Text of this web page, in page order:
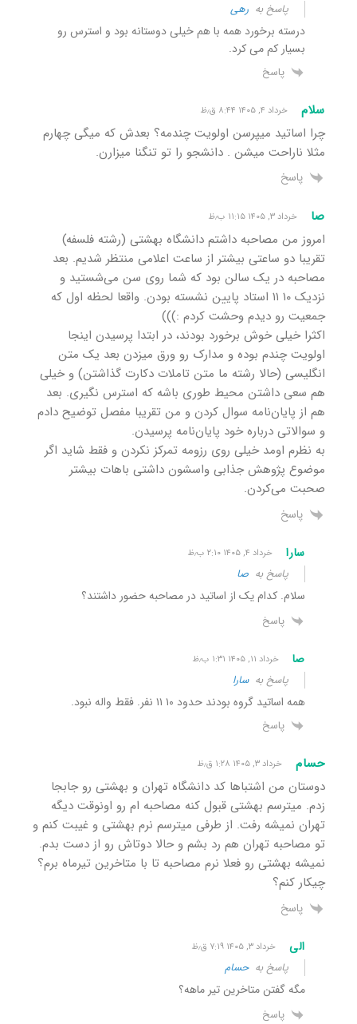
پاسخ به رهی
درسته برخورد همه با هم خیلی دوستانه بود و استرس رو
بسیار کم می کرد.
پاسخ
سلام خرداد ۴, ۱۴۰۵ ۸:۴۴ ق٫ظ
چرا اساتید میپرسن اولویت چندمه؟ بعدش که میگی چهارم
مثلا ناراحت میشن . دانشجو را تو تنگنا میزارن.
پاسخ
صا خرداد ۳, ۱۴۰۵ ۱۱:۱۵ ب٫ظ
امروز من مصاحبه داشتم دانشگاه بهشتی (رشته فلسفه)
تقریبا دو ساعتی‌ بیشتر از ساعت اعلامی منتظر شدیم. بعد
مصاحبه در یک سالن بود که شما روی سن می‌شستید و
نزدیک ۱۰ ۱۱ استاد پایین نشسته بودن. واقعا لحظه اول که
جمعیت رو دیدم وحشت کردم :)))
اکثرا خیلی خوش برخورد بودند، در ابتدا پرسیدن اینجا
اولویت چندم بوده و مدارک رو ورق میزدن بعد یک متن
انگلیسی (حالا رشته ما متن تاملات دکارت گذاشتن) و خیلی
هم سعی داشتن محیط طوری باشه که استرس نگیری. بعد
هم از پایان‌نامه سوال کردن و من تقریبا مفصل توضیح دادم
و سوالاتی درباره خود پایان‌نامه پرسیدن.
به نظرم اومد خیلی روی رزومه تمرکز نکردن و فقط شاید اگر
موضوع پژوهش جذابی واسشون داشتی باهات بیشتر
صحبت می‌کردن.
پاسخ
سارا خرداد ۴, ۱۴۰۵ ۲:۱۰ ب٫ظ
پاسخ به صا
سلام. کدام یک از اساتید در مصاحبه حضور داشتند؟
پاسخ
صا خرداد ۱۱, ۱۴۰۵ ۱:۳۱ ب٫ظ
پاسخ بهسارا
همه اساتید گروه بودند حدود ۱۰ ۱۱ نفر. فقط واله نبود.
پاسخ
حسام خرداد ۳, ۱۴۰۵ ۱:۲۸ ق٫ظ
دوستان من اشتباها کد دانشگاه تهران و بهشتی رو جابجا
زدم. میترسم بهشتی قبول کنه مصاحبه ام رو اونوقت دیگه
تهران نمیشه رفت. از طرفی میترسم نرم بهشتی و غیبت کنم و
تو مصاحبه تهران هم رد بشم و حالا دوتاش رو از دست بدم.
نمیشه بهشتی رو فعلا نرم مصاحبه تا با متاخرین تیرماه برم؟
چیکار کنم؟
پاسخ
الی خرداد ۳, ۱۴۰۵ ۷:۱۹ ق٫ظ
پاسخ بهحسام
مگه گفتن متاخرین تیر ماهه؟
پاسخ